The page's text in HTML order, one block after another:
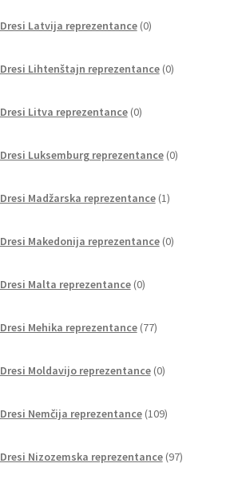
Dresi Latvija reprezentance 0izdelkov
Dresi Lihtenštajn reprezentance 0izdelkov
Dresi Litva reprezentance 0izdelkov
Dresi Luksemburg reprezentance 0izdelkov
Dresi Madžarska reprezentance 1izdelek
Dresi Makedonija reprezentance 0izdelkov
Dresi Malta reprezentance 0izdelkov
Dresi Mehika reprezentance 77izdelkov
Dresi Moldavijo reprezentance 0izdelkov
Dresi Nemčija reprezentance 109izdelkov
Dresi Nizozemska reprezentance 97izdelkov